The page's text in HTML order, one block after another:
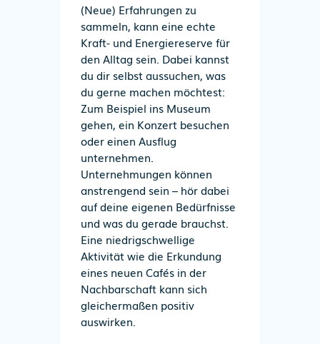
(Neue) Erfahrungen zu
sammeln, kann eine echte
Kraft- und Energiereserve für
den Alltag sein. Dabei kannst
du dir selbst aussuchen, was
du gerne machen möchtest:
Zum Beispiel ins Museum
gehen, ein Konzert besuchen
oder einen Ausflug
unternehmen.
Unternehmungen können
anstrengend sein – hör dabei
auf deine eigenen Bedürfnisse
und was du gerade brauchst.
Eine niedrigschwellige
Aktivität wie die Erkundung
eines neuen Cafés in der
Nachbarschaft kann sich
gleichermaßen positiv
auswirken.